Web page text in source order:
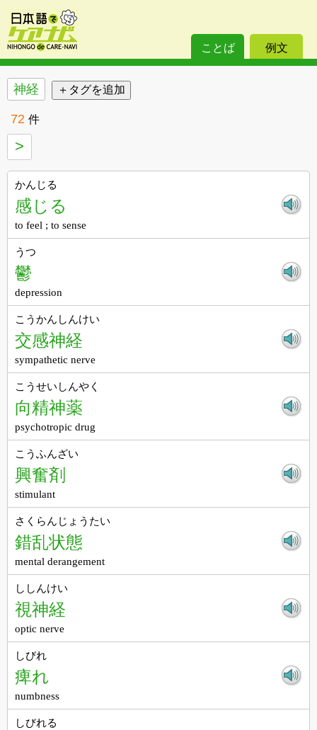
ことば 例文
神経
72 件
>
かんじる
感じる
to feel ; to sense
うつ
鬱
depression
こうかんしんけい
交感神経
sympathetic nerve
こうせいしんやく
向精神薬
psychotropic drug
こうふんざい
興奮剤
stimulant
さくらんじょうたい
錯乱状態
mental derangement
ししんけい
視神経
optic nerve
しびれ
痺れ
numbness
しびれる